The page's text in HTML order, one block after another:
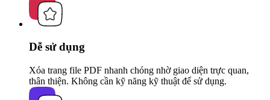
Dễ sử dụng
Xóa trang file PDF nhanh chóng nhờ giao diện trực quan,
thân thiện. Không cần kỹ năng kỹ thuật để sử dụng.